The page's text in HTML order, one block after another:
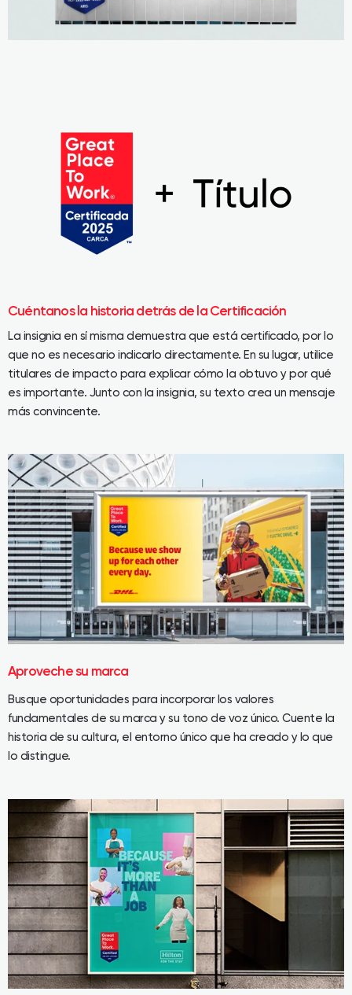
Cuéntanos la historia detrás de la Certificación
La insignia en sí misma demuestra que está certificado, por lo
que no es necesario indicarlo directamente. En su lugar, utilice
titulares de impacto para explicar cómo la obtuvo y por qué
es importante. Junto con la insignia, su texto crea un mensaje
más convincente.
Aproveche su marca
Busque oportunidades para incorporar los valores
fundamentales de su marca y su tono de voz único. Cuente la
historia de su cultura, el entorno único que ha creado y lo que
lo distingue.